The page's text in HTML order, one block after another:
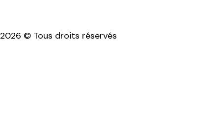
2026 © Tous droits réservés